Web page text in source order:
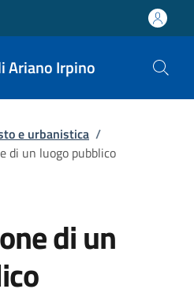
Ariano Irpino
e urbanistica /
di un luogo pubblico
di un